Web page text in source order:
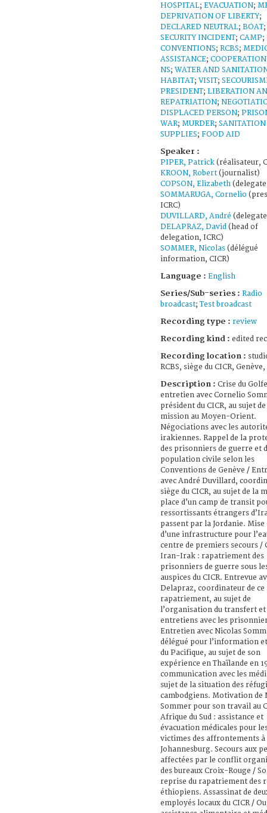
HOSPITAL; EVACUATION;
DEPRIVATION OF LIBERTY;
DECLARED NEUTRAL; BOAT;
SECURITY INCIDENT; CAMP;
CONVENTIONS; RCBS;
ASSISTANCE;
NS; WATER AND
HABITAT; VISIT;
PRESIDENT; LIBERATION
REPATRIATION;
DISPLACED PERSON;
WAR; MURDER; SANITATION
SUPPLIES; FOOD AID
Speaker :
PIPER, Patrick (réalisateur,
KROON, Robert (journalist)
COPSON, Elizabeth
SOMMARUGA, Cornelio
ICRC)
DUVILLARD, André
DELAPRAZ, David (head of
delegation, ICRC)
SOMMER, Nicolas (délégué
information, CICR)
Language : English
Series/Sub-series : Radio
broadcast;Test broadcast
Recording type : review
Recording kind : edited
Recording location :
RCBS, siège du CICR, Genève,
Description : Crise du
entretien avec Cornelio
président du CICR, au sujet de
mission au Moyen-Orient.
Négociations avec les
irakiennes. Rappel de la
des prisonniers de guerre et
population civile selon les
Conventions de Genève /
avec André Duvillard,
siège du CICR, au sujet de la
place d’un camp de transit
ressortissants étrangers
passent par la Jordanie. Mise
d’une infrastructure pour
centre de premiers secours /
Iran-Irak : rapatriement des
prisonniers de guerre sous
auspices du CICR. Entrevue
Delapraz, coordinateur de ce
rapatriement, au sujet de
l’organisation du transfert et
entretiens avec les
Entretien avec Nicolas
délégué pour l’information
du Pacifique, au sujet de son
expérience en Thaïlande en
communication avec les
sujet de la situation des
cambodgiens. Motivation de
Sommer pour son travail au
Afrique du Sud : assistance et
évacuation médicales pour
victimes des affrontements à
Johannesburg. Secours aux
affectées par le conflit
des bureaux Croix-Rouge /
reprise du rapatriement des
éthiopiens. Assassinat de
employés locaux du CICR /